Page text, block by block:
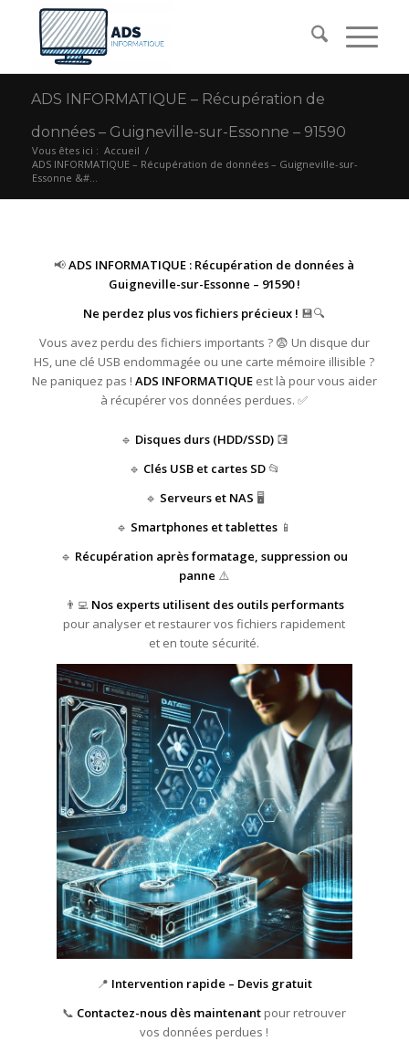
ADS INFORMATIQUE – Récupération de
données – Guigneville-sur-Essonne – 91590
Vous êtes ici : Accueil /
ADS INFORMATIQUE – Récupération de données – Guigneville-sur-
Essonne &#...
📢ADS INFORMATIQUE : Récupération de données à
Guigneville-sur-Essonne – 91590 !
Ne perdez plus vos fichiers précieux ! 💾🔍
Vous avez perdu des fichiers importants ? 😨 Un disque dur
HS, une clé USB endommagée ou une carte mémoire illisible ?
Ne paniquez pas ! ADS INFORMATIQUEest là pour vous aider
à récupérer vos données perdues. ✅
🔹 Disques durs (HDD/SSD)💽
🔹 Clés USB et cartes SD📂
🔹 Serveurs et NAS 🖥️
🔹 Smartphones et tablettes 📱
🔹 Récupération après formatage, suppression ou
panne ⚠️
👨‍💻 Nos experts utilisent des outils performants
pour analyser et restaurer vos fichiers rapidement
et en toute sécurité.
📍 Intervention rapide – Devis gratuit
📞 Contactez-nous dès maintenant pour retrouver
vos données perdues !